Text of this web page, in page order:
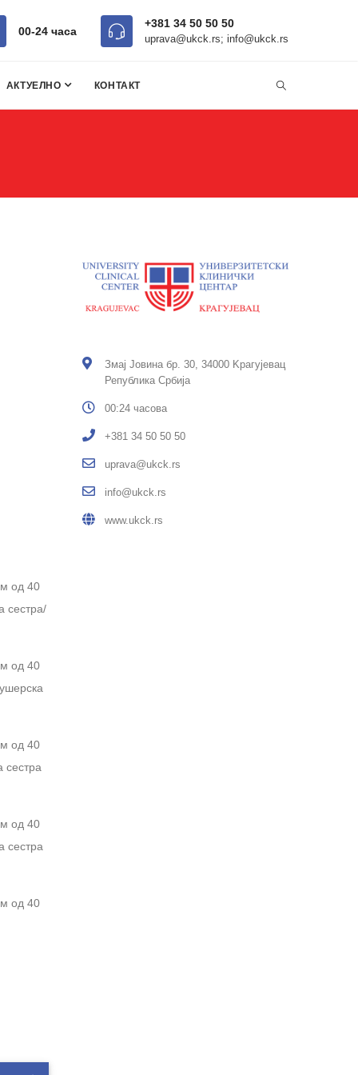
00-24 часa
+381 34 50 50 50
uprava@ukck.rs; info@ukck.rs
АКТУЕЛНО КОНТАКТ
од 40
сестра/
од 40
од 40
сестра
од 40
сестра
од 40
Змај Јовина бр. 30, 34000 Kрагујевац
Република Србија
00:24 часова
+381 34 50 50 50
uprava@ukck.rs
info@ukck.rs
www.ukck.rs